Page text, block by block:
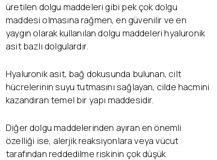
üretilen dolgu maddeleri gibi pek çok dolgu
maddesi olmasına rağmen, en güvenilir ve en
yaygın olarak kullanılan dolgu maddeleri hyaluronik
asit bazlı dolgulardır.
Hyaluronik asit, bağ dokusunda bulunan, cilt
hücrelerinin suyu tutmasını sağlayan, cilde hacmini
kazandıran temel bir yapı maddesidir.
Diğer dolgu maddelerinden ayıran en önemli
özelliği ise, alerjik reaksiyonlara veya vücut
tarafından reddedilme riskinin çok düşük